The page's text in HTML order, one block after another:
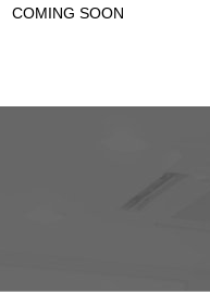
COMING SOON